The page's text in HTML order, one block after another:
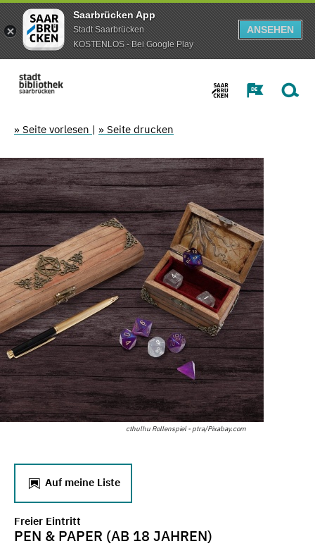
Saarbrücken App
Stadt Saarbrücken
KOSTENLOS - Bei Google Play
ANSEHEN
» Seite vorlesen | » Seite drucken
cthulhu Rollenspiel - ptra/Pixabay.com
Auf meine Liste
Freier Eintritt
PEN & PAPER (AB 18 JAHREN)